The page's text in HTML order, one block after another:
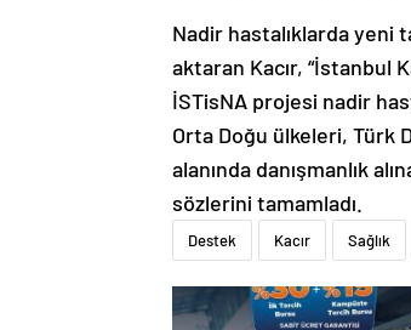
Nadir hastalıklarda yeni
aktaran Kacır, “İstanbul
İSTisNA projesi nadir
Orta Doğu ülkeleri, Türk
alanında danışmanlık
sözlerini tamamladı.
Destek Kacır Sağlık